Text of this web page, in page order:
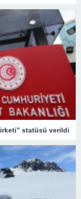
statüsü verildi